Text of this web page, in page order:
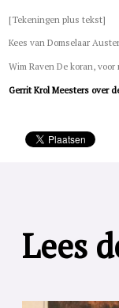
[Tekeningen plus tekst]
Kees van Domselaar
Wim Raven De koran,
Gerrit Krol Meesters over
Lees